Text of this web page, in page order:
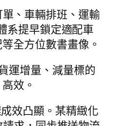
、車輛排班、運輸
系提早鎖定適配車
全方位數書畫像。
運增量、減量標的
效。
效凸顯。某精緻化